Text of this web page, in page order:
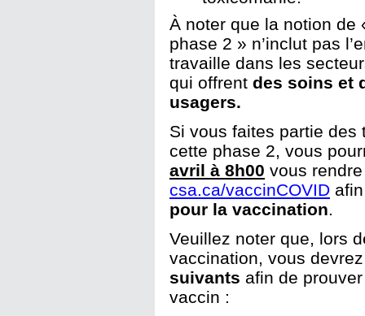
À noter que la notion de
phase 2 » n’inclut pas
travaille dans les
qui offrent des soins et
usagers.
Si vous faites partie
cette phase 2, vous
avril à 8h00 vous
csa.ca/vaccinCOVID
pour la vaccination.
Veuillez noter que, lors
vaccination, vous
suivants afin de
vaccin :